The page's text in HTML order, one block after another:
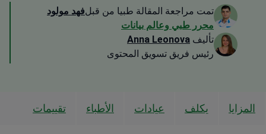
تمت مراجعة المقالة طبيا من قبلفهد مولود
محرر طبي وعالم بيانات
تأليف Anna Leonova
رئيس فريق تسويق المحتوى
المزايا يكلف عيادات الأطباء تقييمات